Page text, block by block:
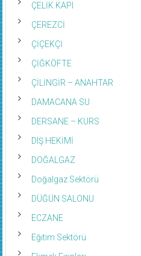
ÇELİK KAPI
ÇEREZCİ
ÇİÇEKÇİ
ÇİĞKÖFTE
ÇİLİNGİR – ANAHTAR
DAMACANA SU
DERSANE – KURS
DIŞ HEKİMİ
DOĞALGAZ
Doğalgaz Sektörü
DÜĞÜN SALONU
ECZANE
Eğitim Sektörü